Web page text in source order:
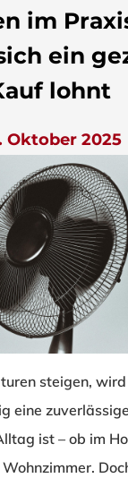
im
ein
lohnt
Oktober 2025
steigen, wird
eine zuverlässige
ist – ob im